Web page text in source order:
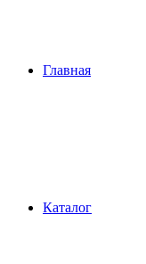
Главная
Каталог